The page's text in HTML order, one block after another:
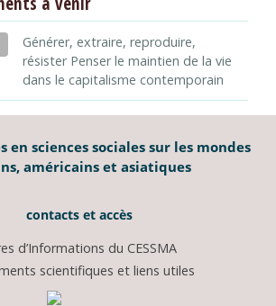
Générer, extraire, reproduire,
résister Penser le maintien de la vie
dans le capitalisme contemporain
en sciences sociales sur les mondes
américains et asiatiques
contacts et accès
d’Informations du CESSMA
scientifiques et liens utiles